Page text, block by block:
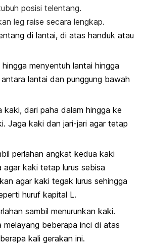
posisi telentang.
leg raise secara lengkap.
di lantai, di atas handuk atau
menyentuh lantai hingga
lantai dan punggung bawah
kaki, dari paha dalam hingga ke
Jaga kaki dan jari-jari agar tetap
perlahan angkat kedua kaki
agar kaki tetap lurus sebisa
agar kaki tegak lurus sehingga
huruf kapital L.
sambil menurunkan kaki.
melayang beberapa inci di atas
kali gerakan ini.